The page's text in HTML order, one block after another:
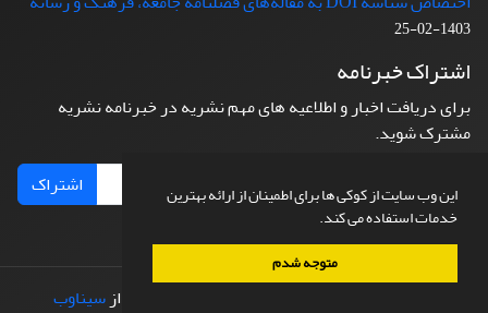
این وب سایت از کوکی ها برای اطمینان از ارائه بهترین
خدمات استفاده می کند.
متوجه شدم
1403-02-25
اشتراک خبرنامه
برای دریافت اخبار و اطلاعیه های مهم نشریه در خبرنامه نشریه
مشترک شوید.
اشتراک
طراحی و پیاده سازی از سیناوب